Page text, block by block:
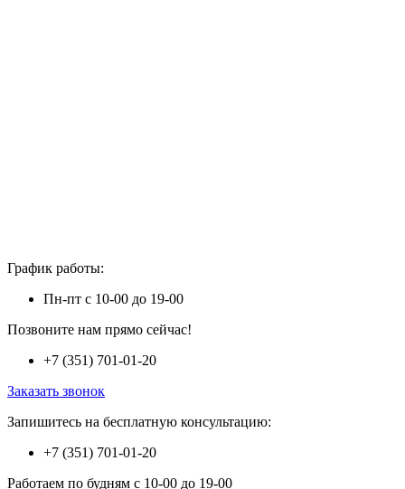
График работы:
Пн-пт с 10-00 до 19-00
Позвоните нам прямо сейчас!
+7 (351) 701-01-20
Заказать звонок
Запишитесь на бесплатную консультацию:
+7 (351) 701-01-20
Работаем по будням с 10-00 до 19-00